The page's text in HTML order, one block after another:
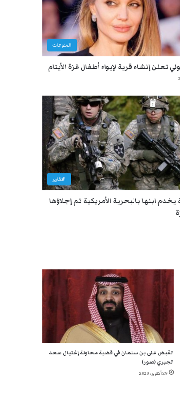
المنوعات
تعلن إنشاء قرية لإيواء أطفال غزة الأيتام
التقارير
ابنها بالبحرية الأمريكية تم إجلاؤها
القبض على بن سلمان في قضية محاولة إغتيال سعد
الجبري (صور)
29 أكتوبر، 2020